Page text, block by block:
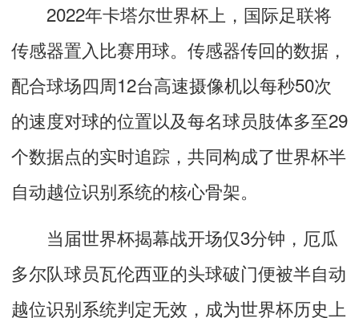
2022年卡塔尔世界杯上，国际足联将
传感器置入比赛用球。传感器传回的数据，
配合球场四周12台高速摄像机以每秒50次
的速度对球的位置以及每名球员肢体多至29
个数据点的实时追踪，共同构成了世界杯半
自动越位识别系统的核心骨架。
当届世界杯揭幕战开场仅3分钟，厄瓜
多尔队球员瓦伦西亚的头球破门便被半自动
越位识别系统判定无效，成为世界杯历史上